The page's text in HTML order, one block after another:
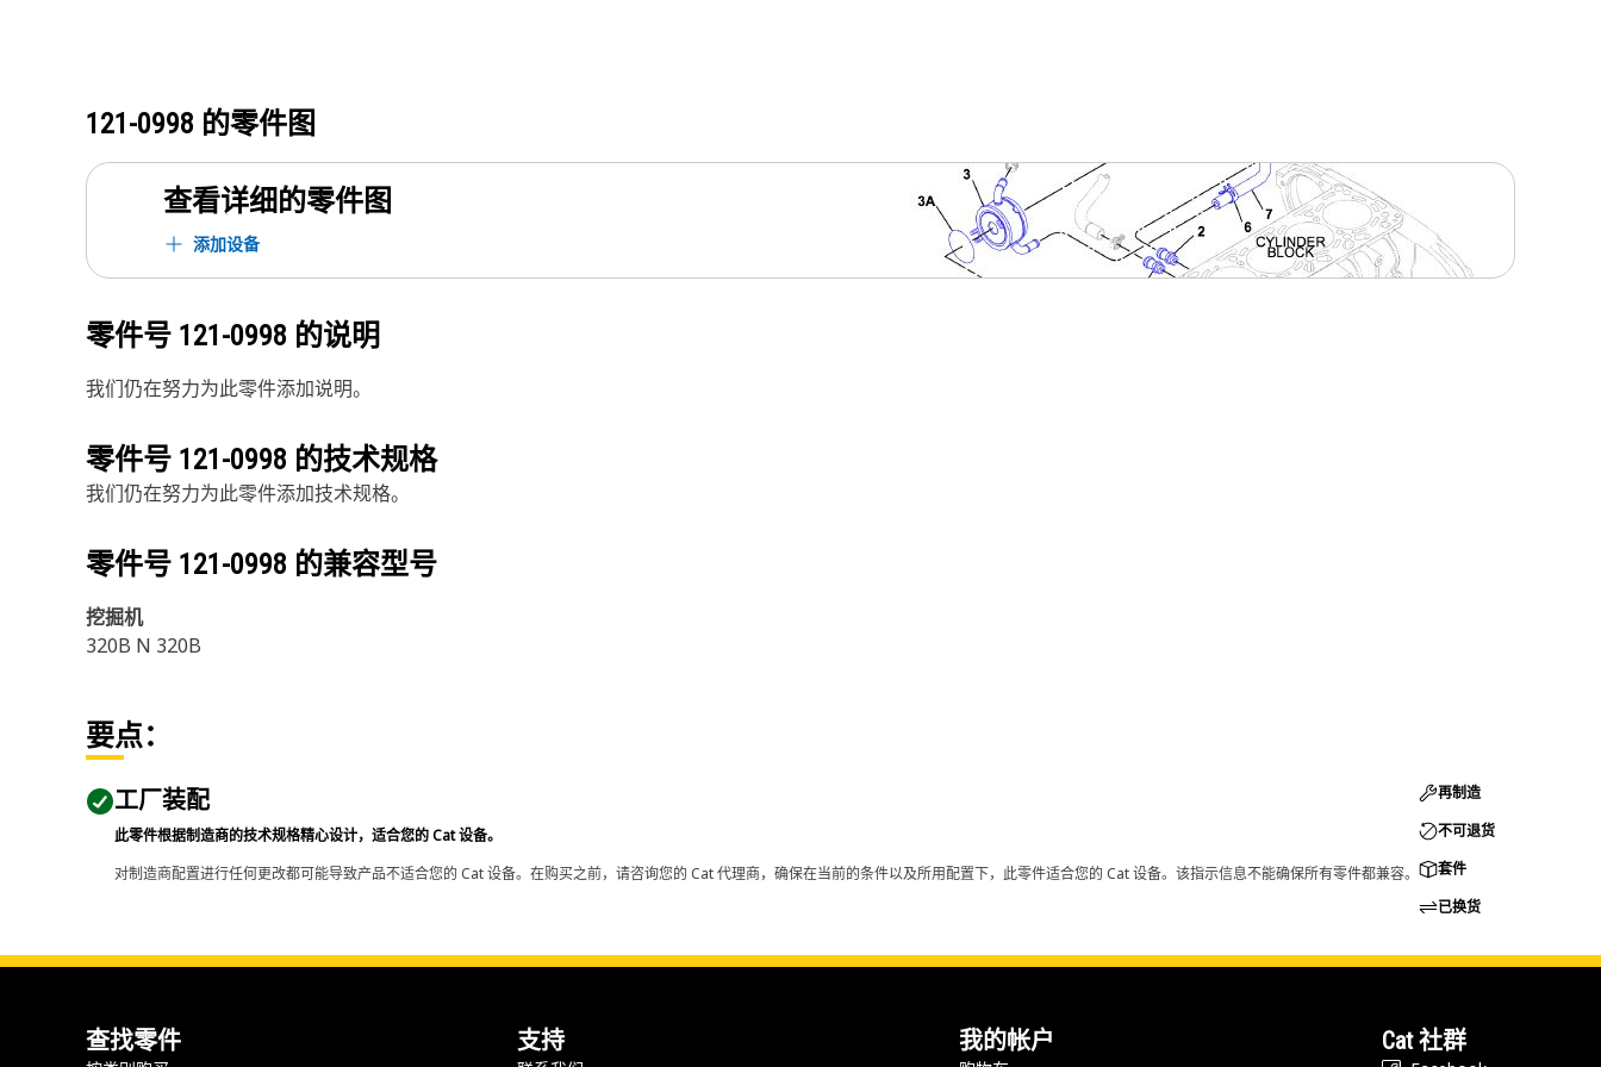
121-0998 的零件图
查看详细的零件图
添加设备
零件号 121-0998 的说明
我们仍在努力为此零件添加说明。
零件号 121-0998 的技术规格
我们仍在努力为此零件添加技术规格。
零件号 121-0998 的兼容型号
挖掘机
320B N 320B
要点：
工厂装配
此零件根据制造商的技术规格精心设计，适合您的 Cat 设备。
对制造商配置进行任何更改都可能导致产品不适合您的 Cat 设备。在购买之前，请咨询您的 Cat 代理商，确保在当前的条件以及所用配置下，此零件适合您的 Cat 设备。该指示信息不能确保所有零件都兼容。
再制造
不可退货
套件
已换货
查找零件 支持 我的帐户 Cat 社群